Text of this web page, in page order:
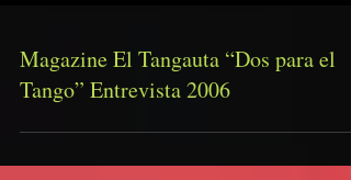
Magazine El Tangauta “Dos para el
Tango” Entrevista 2006